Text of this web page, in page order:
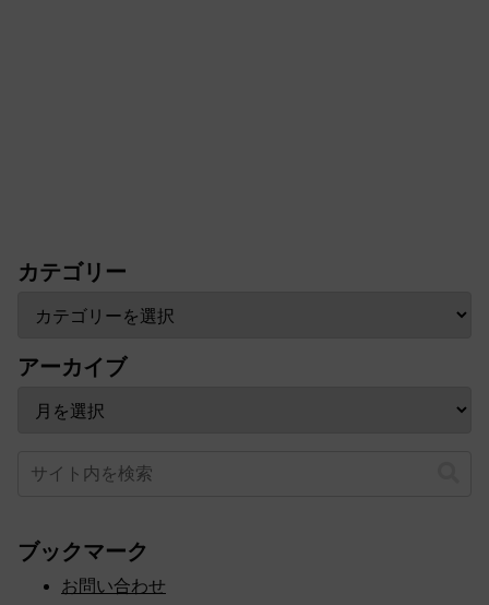
カテゴリー
アーカイブ
ブックマーク
お問い合わせ